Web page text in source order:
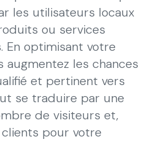
les utilisateurs locaux
ou services
En optimisant votre
augmentez les chances
et pertinent vers
se traduire par une
de visiteurs et,
pour votre